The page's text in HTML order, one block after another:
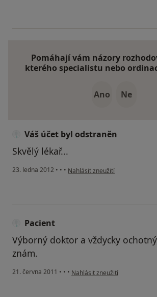
Pomáhají vám názory
kterého specialistu nebo
Ano Ne
Váš účet byl odstraněn
Skvělý lékař...
23. ledna 2012 • • • podle názoru uživatele Váš účet
Nahlásit zneužití
Pacient
Výborný doktor a vždycky
znám.
21. června 2011 • • • podle názoru uživatele Pacient
Nahlásit zneužití